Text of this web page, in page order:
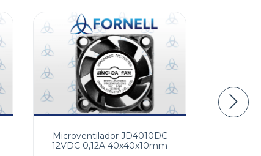
Microventilador JD4010DC
12VDC 0,12A 40x40x10mm